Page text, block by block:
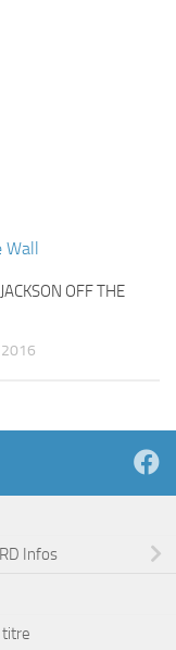
OFF THE
2016
Infos
titre